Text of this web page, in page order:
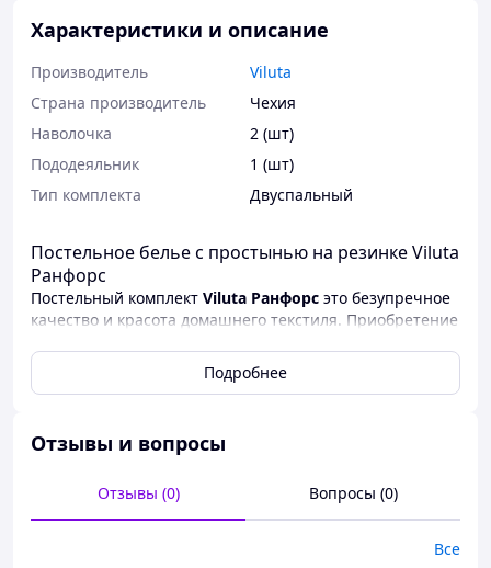
Характеристики и описание
Производитель
Viluta
Страна производитель
Чехия
Наволочка
2 (шт)
Пододеяльник
1 (шт)
Тип комплекта
Двуспальный
Постельное белье с простынью на резинке Viluta
Ранфорс
Постельный комплект Viluta Ранфорс это безупречное
качество и красота домашнего текстиля. Приобретение
неповторимого уюта и комфорта. Изысканный дизайн
и мягкость такой ткани моментально покорят вас.
Тип: постельное белье
Ткань: 100% ранфорс
Подробнее
Отзывы и вопросы
Отзывы (0) Вопросы (0)
Все